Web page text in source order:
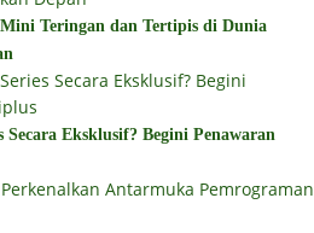
Teringan dan Tertipis di Dunia
Secara Eksklusif? Begini Penawaran